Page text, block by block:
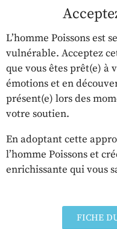
L’homme Poissons est
vulnérable. Acceptez
que vous êtes prêt(e) à
émotions et en
présent(e) lors des
votre soutien.
En adoptant cette
l’homme Poissons et
enrichissante qui vous
FICHE